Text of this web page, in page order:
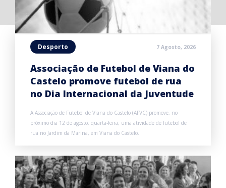
Desporto 7 Agosto, 2026
Associação de Futebol de Viana do
Castelo promove futebol de rua
no Dia Internacional da Juventude
A Associação de Futebol de Viana do Castelo (AFVC) promove, no
próximo dia 12 de agosto, quarta-feira, uma atividade de futebol de
rua no Jardim da Marina, em Viana do Castelo.